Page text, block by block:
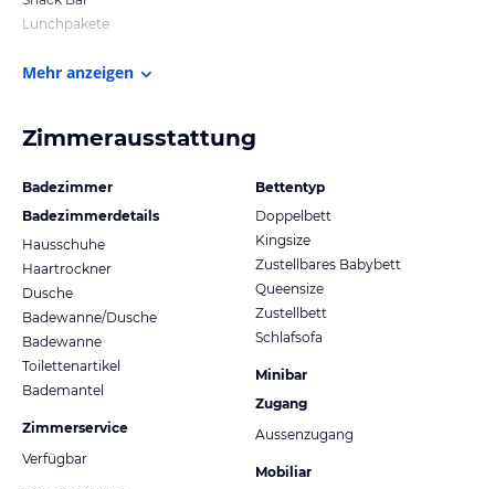
Lunchpakete
Mehr anzeigen
Zimmerausstattung
Badezimmer
Badezimmerdetails
Hausschuhe
Haartrockner
Dusche
Badewanne/Dusche
Badewanne
Toilettenartikel
Bademantel
Zimmerservice
Verfügbar
Bettentyp
Doppelbett
Kingsize
Zustellbares Babybett
Queensize
Zustellbett
Schlafsofa
Minibar
Zugang
Aussenzugang
Mobiliar